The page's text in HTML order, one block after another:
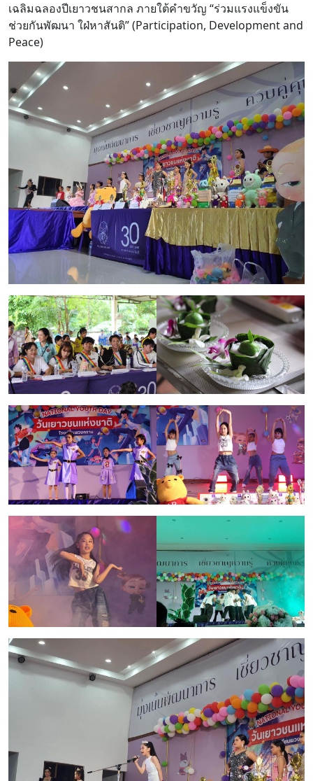
เฉลิมฉลองปีเยาวชนสากล ภายใต้คำขวัญ “ร่วมแรงแข็งขัน
ช่วยกันพัฒนา ใฝ่หาสันติ” (Participation, Development and
Peace)